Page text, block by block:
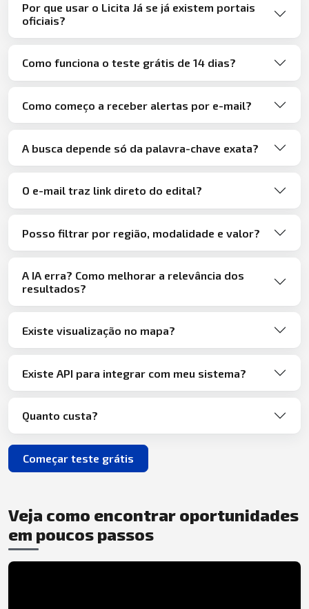
Por que usar o Licita Já se já existem portais
oficiais?
Como funciona o teste grátis de 14 dias?
Como começo a receber alertas por e-mail?
A busca depende só da palavra-chave exata?
O e-mail traz link direto do edital?
Posso filtrar por região, modalidade e valor?
A IA erra? Como melhorar a relevância dos
resultados?
Existe visualização no mapa?
Existe API para integrar com meu sistema?
Quanto custa?
Começar teste grátis
Veja como encontrar oportunidades
em poucos passos